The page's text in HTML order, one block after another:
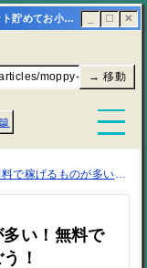
モッピーは無料で稼げるものが多い！無料でポイント貯めてお小遣いを稼ごう！ | マネモア ☐ ✕
moppy-free-→ 移動
モッピーは無料で稼げるものが多い！無料でポイント貯めてお小遣いを稼ごう！
い！無料で
！